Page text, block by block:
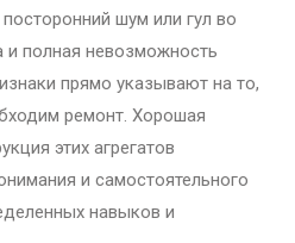
шум или гул во
и полная невозможность
прямо указывают на то,
ремонт. Хорошая
этих агрегатов
и самостоятельного
навыков и